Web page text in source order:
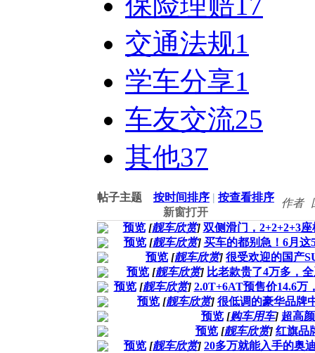
交通法规1
学车分享1
车友交流25
其他37
帖子主题 按时间排序 | 按查看排序
新窗打开
作者
预览 [靓车欣赏] 双侧滑门，2+2+2+3
预览 [靓车欣赏] 买车的都别急！6月
预览 [靓车欣赏] 很受欢迎的国产
预览 [靓车欣赏] 比老款贵了4万多，
预览 [靓车欣赏] 2.0T+6AT预售价14.6万
预览 [靓车欣赏] 很低调的豪华品牌
预览 [购车用车] 超高
预览 [靓车欣赏] 红旗品
预览 [靓车欣赏] 20多万就能入手的奥